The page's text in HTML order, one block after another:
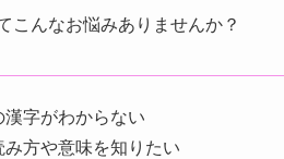
こんなお悩みありませんか？
漢字がわからない
み方や意味を知りたい